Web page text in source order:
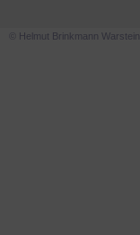
© Helmut Brinkmann Warstein